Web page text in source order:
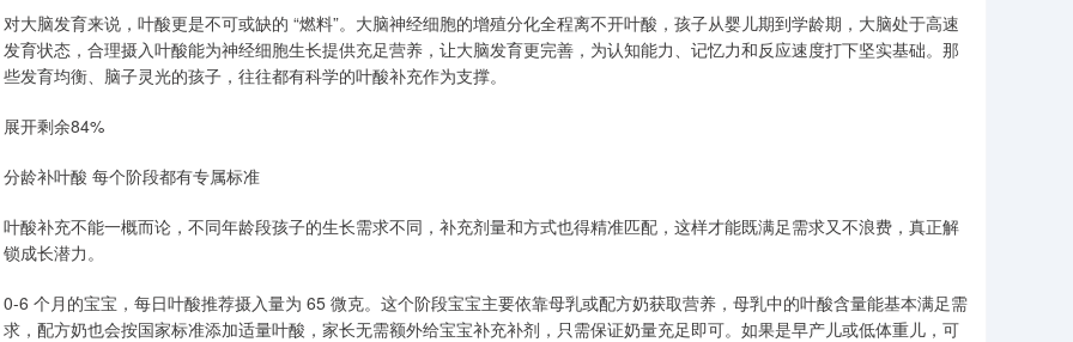
对大脑发育来说，叶酸更是不可或缺的 “燃料”。大脑神经细胞的增殖分化全程离不开叶酸，孩子从婴儿期到学龄期，大脑处于高速
发育状态，合理摄入叶酸能为神经细胞生长提供充足营养，让大脑发育更完善，为认知能力、记忆力和反应速度打下坚实基础。那
些发育均衡、脑子灵光的孩子，往往都有科学的叶酸补充作为支撑。
展开剩余84%
分龄补叶酸 每个阶段都有专属标准
叶酸补充不能一概而论，不同年龄段孩子的生长需求不同，补充剂量和方式也得精准匹配，这样才能既满足需求又不浪费，真正解
锁成长潜力。
0-6 个月的宝宝，每日叶酸推荐摄入量为 65 微克。这个阶段宝宝主要依靠母乳或配方奶获取营养，母乳中的叶酸含量能基本满足需
求，配方奶也会按国家标准添加适量叶酸，家长无需额外给宝宝补充补剂，只需保证奶量充足即可。如果是早产儿或低体重儿，可